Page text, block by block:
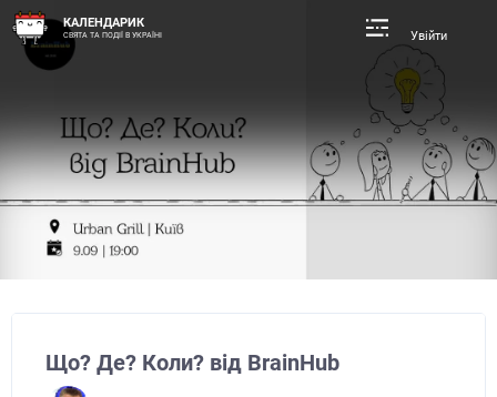
КАЛЕНДАРИК
СВЯТА ТА ПОДІЇ В УКРАЇНІ Увійти
Що? Де? Коли? від BrainHub